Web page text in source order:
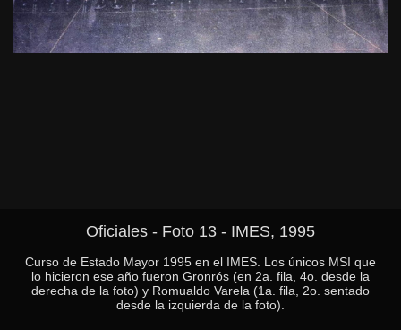
Oficiales - Foto 13 - IMES, 1995
Curso de Estado Mayor 1995 en el IMES. Los únicos MSI que
lo hicieron ese año fueron Gronrós (en 2a. fila, 4o. desde la
derecha de la foto) y Romualdo Varela (1a. fila, 2o. sentado
desde la izquierda de la foto).